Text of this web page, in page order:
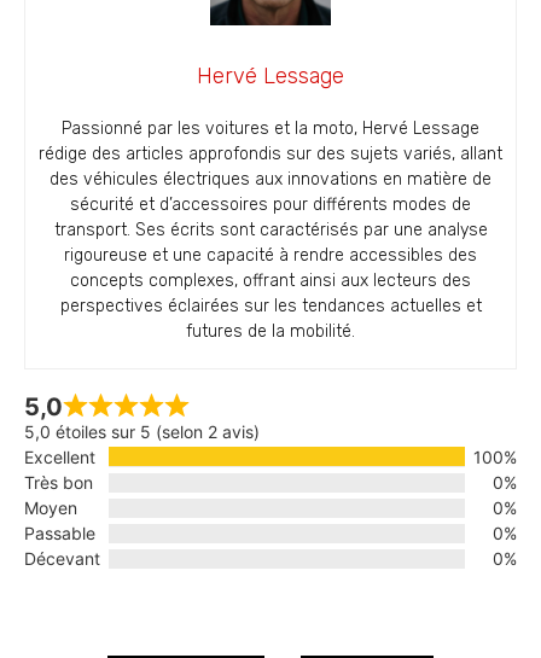
Hervé Lessage
Passionné par les voitures et la moto, Hervé Lessage
rédige des articles approfondis sur des sujets variés, allant
des véhicules électriques aux innovations en matière de
sécurité et d’accessoires pour différents modes de
transport. Ses écrits sont caractérisés par une analyse
rigoureuse et une capacité à rendre accessibles des
concepts complexes, offrant ainsi aux lecteurs des
perspectives éclairées sur les tendances actuelles et
futures de la mobilité.
5,0
5,0 étoiles sur 5 (selon 2 avis)
Excellent
100%
Très bon
0%
Moyen
0%
Passable
0%
Décevant
0%